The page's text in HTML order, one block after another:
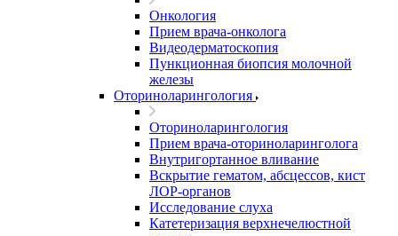
Онкология
Прием врача-онколога
Видеодерматоскопия
Пункционная биопсия молочной
железы
Оториноларингология
Оториноларингология
Прием врача-оториноларинголога
Внутригортанное вливание
Вскрытие гематом, абсцессов, кист
ЛОР-органов
Исследование слуха
Катетеризация верхнечелюстной